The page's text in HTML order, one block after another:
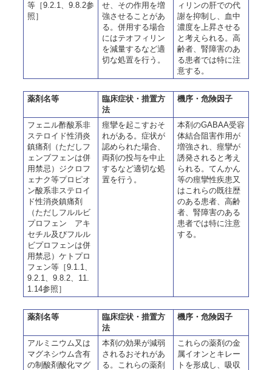
等［9.2.1、9.8.2参
照］
せ、その作用を増
強させることがあ
る。併用する場合
にはテオフィリン
を減量するなど適
切な処置を行う。
ィリンの肝での代
謝を抑制し、血中
濃度を上昇させる
と考えられる。高
齢者、腎障害のあ
る患者では特に注
意する。
薬剤名等
臨床症状・措置方
法
機序・危険因子
フェニル酢酸系非
ステロイド性消炎
鎮痛剤（ただしフ
ェンブフェンは併
用禁忌）ジクロフ
ェナク等プロピオ
ン酸系非ステロイ
ド性消炎鎮痛剤
（ただしフルルビ
プロフェン アキ
セチル及びフルル
ビプロフェンは併
用禁忌）ケトプロ
フェン等［9.1.1、
9.2.1、9.8.2、11.
1.14参照］
痙攣を起こすおそ
れがある。症状が
認められた場合、
両剤の投与を中止
するなど適切な処
置を行う。
本剤のGABAA受容
体結合阻害作用が
増強され、痙攣が
誘発されると考え
られる。てんかん
等の痙攣性疾患又
はこれらの既往歴
のある患者、高齢
者、腎障害のある
患者では特に注意
する。
薬剤名等
臨床症状・措置方
法
機序・危険因子
アルミニウム又は
マグネシウム含有
の制酸剤酸化マグ
本剤の効果が減弱
されるおそれがあ
る。これらの薬剤
これらの薬剤の金
属イオンとキレー
トを形成し、吸収